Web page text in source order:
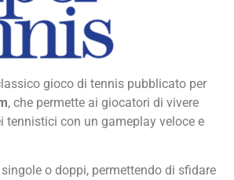
gioco di tennis pubblicato per
, che permette ai giocatori di vivere
tennistici con un gameplay veloce e
o doppi, permettendo di sfidare